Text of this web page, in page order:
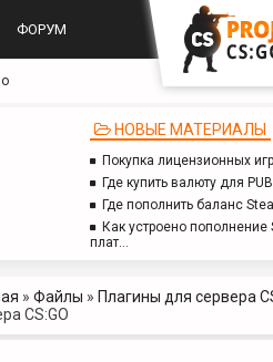
ФОРУМ
НОВЫЕ МАТЕРИАЛЫ
Покупка лицензионных
Где купить валюту для
Где пополнить баланс
Как устроено
плат…
» Файлы » Плагины для сервера
CS:GO